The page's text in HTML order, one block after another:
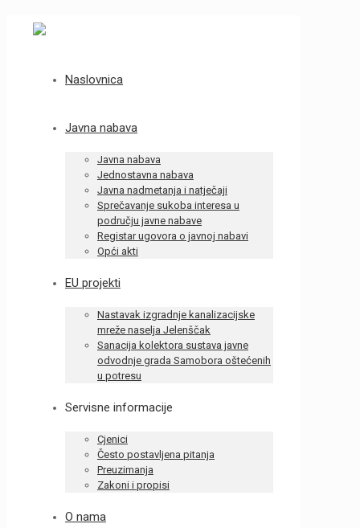
Naslovnica
Javna nabava
Javna nabava
Jednostavna nabava
Javna nadmetanja i natječaji
Sprečavanje sukoba interesa u
području javne nabave
Registar ugovora o javnoj nabavi
Opći akti
EU projekti
Nastavak izgradnje kanalizacijske
mreže naselja Jelenščak
Sanacija kolektora sustava javne
odvodnje grada Samobora oštećenih
u potresu
Servisne informacije
Cjenici
Često postavljena pitanja
Preuzimanja
Zakoni i propisi
O nama